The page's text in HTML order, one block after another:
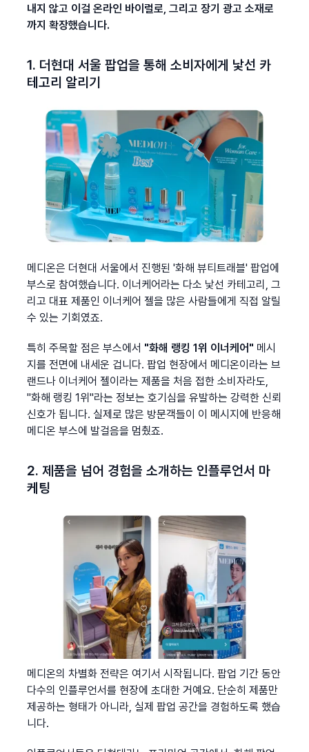
내지 않고 이걸 온라인 바이럴로, 그리고 장기 광고 소재로
까지 확장했습니다.
1. 더현대 서울 팝업을 통해 소비자에게 낯선 카
테고리 알리기
메디온은 더현대 서울에서 진행된 '화해 뷰티트래블' 팝업에
부스로 참여했습니다. 이너케어라는 다소 낯선 카테고리, 그
리고 대표 제품인 이너케어 젤을 많은 사람들에게 직접 알릴
수 있는 기회였죠.
특히 주목할 점은 부스에서 "화해 랭킹 1위 이너케어" 메시
지를 전면에 내세운 겁니다. 팝업 현장에서 메디온이라는 브
랜드나 이너케어 젤이라는 제품을 처음 접한 소비자라도,
"화해 랭킹 1위"라는 정보는 호기심을 유발하는 강력한 신뢰
신호가 됩니다. 실제로 많은 방문객들이 이 메시지에 반응해
메디온 부스에 발걸음을 멈췄죠.
2. 제품을 넘어 경험을 소개하는 인플루언서 마
케팅
메디온의 차별화 전략은 여기서 시작됩니다. 팝업 기간 동안
다수의 인플루언서를 현장에 초대한 거예요. 단순히 제품만
제공하는 형태가 아니라, 실제 팝업 공간을 경험하도록 했습
니다.